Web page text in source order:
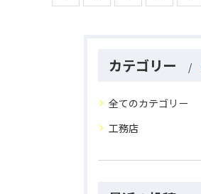
カテゴリー
全てのカテゴリー
工務店